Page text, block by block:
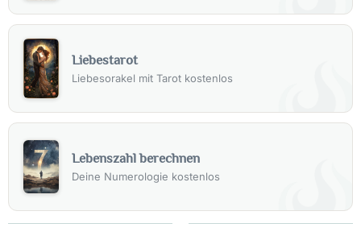
Liebestarot
Liebesorakel mit Tarot kostenlos
Lebenszahl berechnen
Deine Numerologie kostenlos